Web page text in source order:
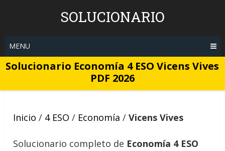
SOLUCIONARIO
MENU
Solucionario Economía 4 ESO Vicens Vives
PDF 2026
Inicio / 4 ESO / Economía /Vicens Vives
Solucionario completo de Economía 4 ESO